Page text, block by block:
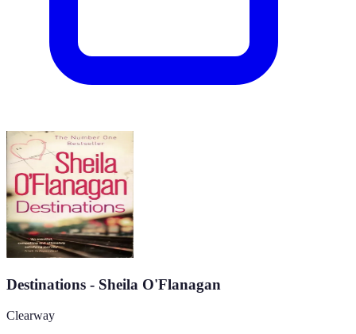
Destinations - Sheila O'Flanagan
Clearway